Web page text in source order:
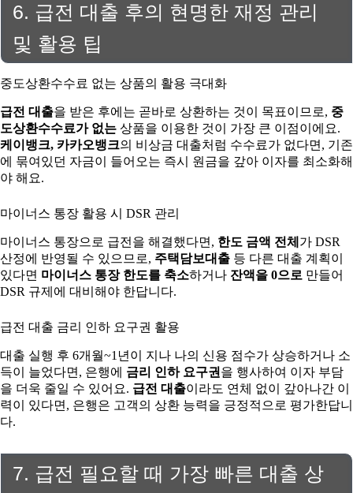
6. 급전 대출 후의 현명한 재정 관리
및 활용 팁
중도상환수수료 없는 상품의 활용 극대화
급전 대출을 받은 후에는 곧바로 상환하는 것이 목표이므로, 중
도상환수수료가 없는 상품을 이용한 것이 가장 큰 이점이에요.
케이뱅크, 카카오뱅크의 비상금 대출처럼 수수료가 없다면, 기존
에 묶여있던 자금이 들어오는 즉시 원금을 갚아 이자를 최소화해
야 해요.
마이너스 통장 활용 시 DSR 관리
마이너스 통장으로 급전을 해결했다면, 한도 금액 전체 가 DSR
산정에 반영될 수 있으므로, 주택담보대출 등 다른 대출 계획이
있다면 마이너스 통장 한도를 축소하거나 잔액을 0으로 만들어
DSR 규제에 대비해야 한답니다.
급전 대출 금리 인하 요구권 활용
대출 실행 후 6개월~1년이 지나 나의 신용 점수가 상승하거나 소
득이 늘었다면, 은행에 금리 인하 요구권 을 행사하여 이자 부담
을 더욱 줄일 수 있어요. 급전 대출이라도 연체 없이 갚아나간 이
력이 있다면, 은행은 고객의 상환 능력을 긍정적으로 평가한답니
다.
7. 급전 필요할 때 가장 빠른 대출 상